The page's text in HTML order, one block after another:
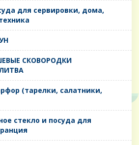
для сервировки, дома,
СКОВОРОДКИ
(тарелки, салатники,
стекло и посуда для